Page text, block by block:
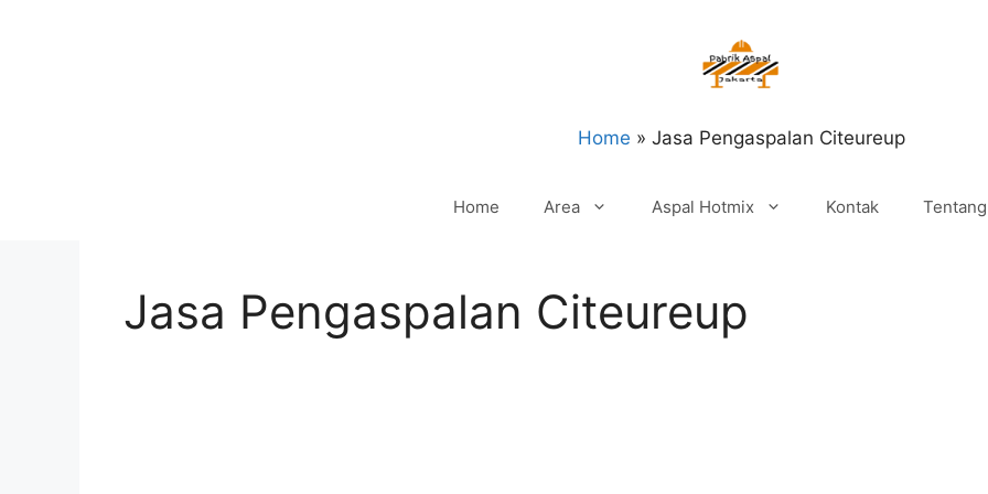
Home » Jasa Pengaspalan Citeureup
Home Area Aspal Hotmix Kontak
Jasa Pengaspalan Citeureup